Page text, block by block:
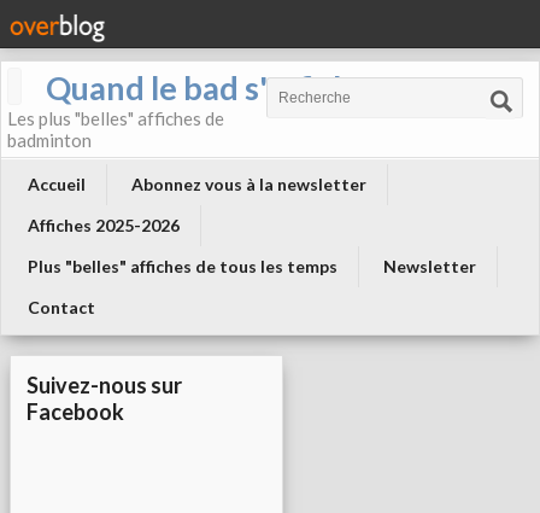
Quand le bad s'affiche !
Les plus "belles" affiches de
badminton
Accueil
Abonnez vous à la newsletter
Affiches 2025-2026
Plus "belles" affiches de tous les temps
Newsletter
Contact
Suivez-nous sur
Facebook